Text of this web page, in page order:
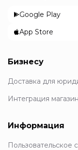
Google Play
App Store
Бизнесу
Доставка для
Интеграция
Информация
Пользовательское